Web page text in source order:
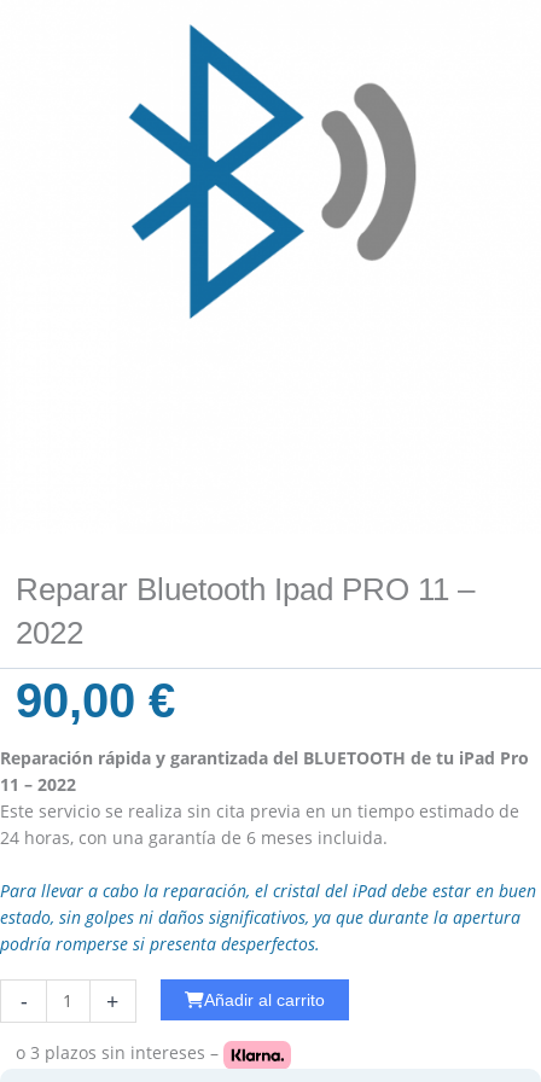
Reparar Bluetooth Ipad PRO 11 –
2022
90,00€
Reparación rápida y garantizada del BLUETOOTH de tu iPad Pro
11 – 2022
Este servicio se realiza sin cita previa en un tiempo estimado de
24 horas, con una garantía de 6 meses incluida.
Para llevar a cabo la reparación, el cristal del iPad debe estar en buen
estado, sin golpes ni daños significativos, ya que durante la apertura
podría romperse si presenta desperfectos.
-
WiFi
Ipad
+ Añadir al carrito
o 3 plazos sin intereses –